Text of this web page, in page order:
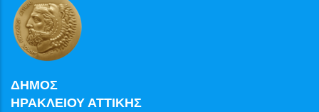
ΔΗΜΟΣ
ΗΡΑΚΛΕΙΟΥ ΑΤΤΙΚΗΣ